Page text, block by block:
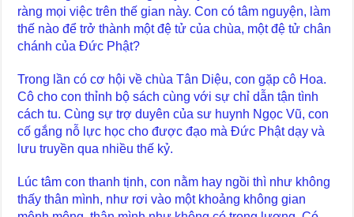
ràng mọi việc trên thế gian này. Con có tâm nguyện, làm
thế nào để trở thành một đệ tử của chùa, một đệ tử chân
chánh của Đức Phật?
Trong lần có cơ hội về chùa Tân Diệu, con gặp cô Hoa.
Cô cho con thỉnh bộ sách cùng với sự chỉ dẫn tận tình
cách tu. Cùng sự trợ duyên của sư huynh Ngọc Vũ, con
cố gắng nỗ lực học cho được đạo mà Đức Phật dạy và
lưu truyền qua nhiều thế kỷ.
Lúc tâm con thanh tịnh, con nằm hay ngồi thì như không
thấy thân mình, như rơi vào một khoảng không gian